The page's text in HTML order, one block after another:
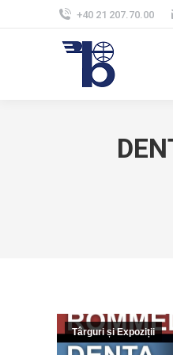
+40 21 207.70.00
Târguri și Expoziții